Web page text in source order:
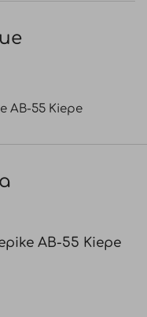
AB-55 Kiepe
AB-55 Kiepe